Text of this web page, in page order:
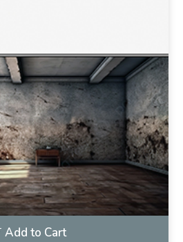
Add to Cart